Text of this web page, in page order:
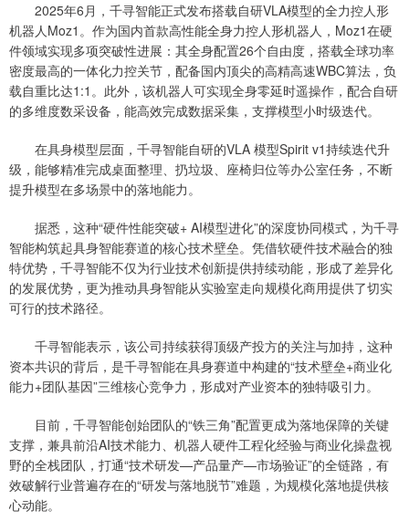
2025年6月，千寻智能正式发布搭载自研VLA模型的全力控人形
机器人Moz1。作为国内首款高性能全身力控人形机器人，Moz1在硬
件领域实现多项突破性进展：其全身配置26个自由度，搭载全球功率
密度最高的一体化力控关节，配备国内顶尖的高精高速WBC算法，负
载自重比达1:1。此外，该机器人可实现全身零延时遥操作，配合自研
的多维度数采设备，能高效完成数据采集，支撑模型小时级迭代。
在具身模型层面，千寻智能自研的VLA 模型Spirit v1持续迭代升
级，能够精准完成桌面整理、扔垃圾、座椅归位等办公室任务，不断
提升模型在多场景中的落地能力。
据悉，这种“硬件性能突破+ AI模型进化”的深度协同模式，为千寻
智能构筑起具身智能赛道的核心技术壁垒。凭借软硬件技术融合的独
特优势，千寻智能不仅为行业技术创新提供持续动能，形成了差异化
的发展优势，更为推动具身智能从实验室走向规模化商用提供了切实
可行的技术路径。
千寻智能表示，该公司持续获得顶级产投方的关注与加持，这种
资本共识的背后，是千寻智能在具身赛道中构建的“技术壁垒+商业化
能力+团队基因”三维核心竞争力，形成对产业资本的独特吸引力。
目前，千寻智能创始团队的“铁三角”配置更成为落地保障的关键
支撑，兼具前沿AI技术能力、机器人硬件工程化经验与商业化操盘视
野的全栈团队，打通“技术研发—产品量产—市场验证”的全链路，有
效破解行业普遍存在的“研发与落地脱节”难题，为规模化落地提供核
心动能。